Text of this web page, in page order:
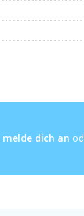
melde dich an